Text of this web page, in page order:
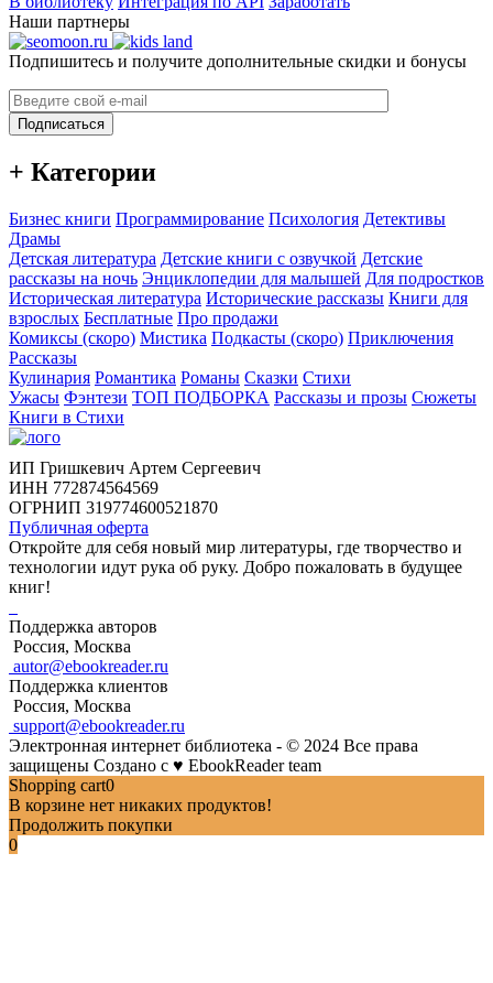
Наши партнеры
Подпишитесь и получите дополнительные скидки и бонусы
Подписаться
+ Категории
Бизнес книги Программирование Психология Детективы
Драмы
Детская литература Детские книги с озвучкой Детские
рассказы на ночь Энциклопедии для малышей Для подростков
Историческая литература Исторические рассказы Книги для
взрослых Бесплатные Про продажи
Комиксы (скоро) Мистика Подкасты (скоро) Приключения
Рассказы
Кулинария Романтика Романы Сказки Стихи
Ужасы Фэнтези ТОП ПОДБОРКА Рассказы и прозы Сюжеты
Книги в Стихи
ИП Гришкевич Артем Сергеевич
ИНН 772874564569
ОГРНИП 319774600521870
Публичная оферта
Откройте для себя новый мир литературы, где творчество и
технологии идут рука об руку. Добро пожаловать в будущее
книг!
Поддержка авторов
Россия, Москва
autor@ebookreader.ru
Поддержка клиентов
Россия, Москва
support@ebookreader.ru
Электронная интернет библиотека - © 2024 Все права
защищены Создано с ♥ EbookReader team
Shopping cart0
В корзине нет никаких продуктов!
Продолжить покупки
0